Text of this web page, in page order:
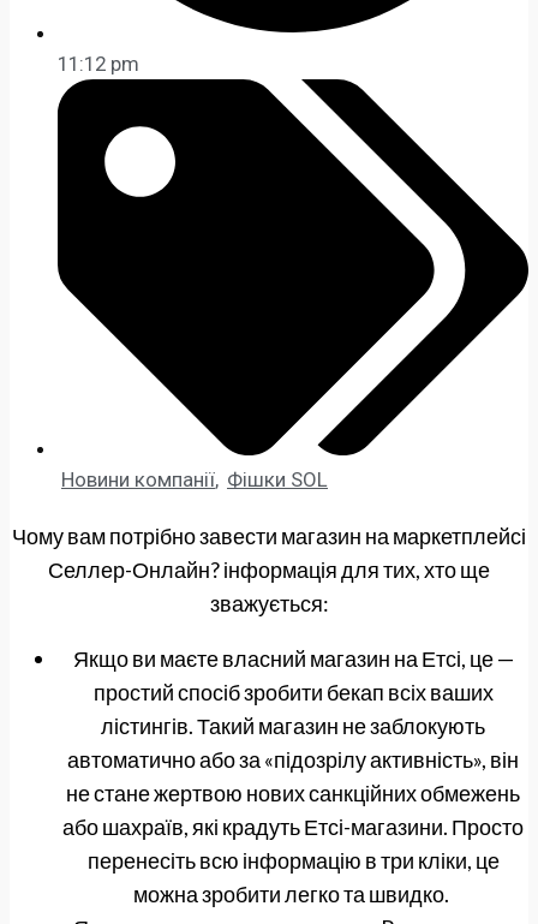
11:12 pm
Новини компанії, Фішки SOL
Чому вам потрібно завести магазин на маркетплейсі
Селлер-Онлайн? інформація для тих, хто ще
зважується:
Якщо ви маєте власний магазин на Етсі, це —
простий спосіб зробити бекап всіх ваших
лістингів. Такий магазин не заблокують
автоматично або за «підозрілу активність», він
не стане жертвою нових санкційних обмежень
або шахраїв, які крадуть Етсі-магазини. Просто
перенесіть всю інформацію в три кліки, це
можна зробити легко та швидко.